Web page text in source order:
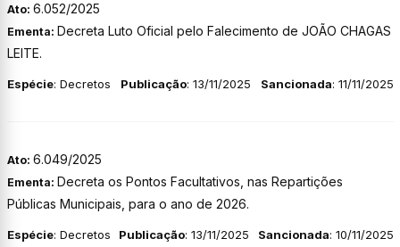
Ato: 6.052/2025
Ementa: Decreta Luto Oficial pelo Falecimento de JOÃO CHAGAS
LEITE.
Espécie: Decretos Publicação: 13/11/2025 Sancionada: 11/11/2025
Ato: 6.049/2025
Ementa: Decreta os Pontos Facultativos, nas Repartições
Públicas Municipais, para o ano de 2026.
Espécie: Decretos Publicação: 13/11/2025 Sancionada: 10/11/2025